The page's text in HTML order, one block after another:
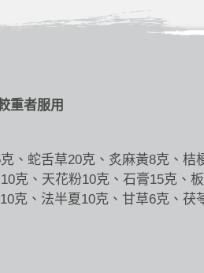
重者服用
、蛇舌草20克、炙麻黃8克、桔
克、天花粉10克、石膏15克、板
克、法半夏10克、甘草6克、茯